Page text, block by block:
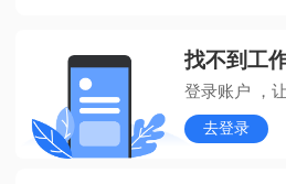
找不到工
登录账户 ，
去登录